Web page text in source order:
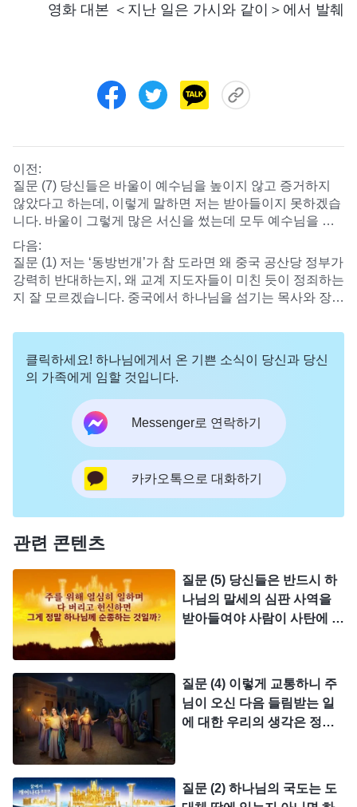
영화 대본 ＜지난 일은 가시와 같이＞에서 발췌
이전:
질문 (7) 당신들은 바울이 예수님을 높이지 않고 증거하지
않았다고 하는데, 이렇게 말하면 저는 받아들이지 못하겠습
니다. 바울이 그렇게 많은 서신을 썼는데 모두 예수님을 증
거한 것이 아닙니까?
다음:
질문 (1) 저는 ‘동방번개’가 참 도라면 왜 중국 공산당 정부가
강력히 반대하는지, 왜 교계 지도자들이 미친 듯이 정죄하는
지 잘 모르겠습니다. 중국에서 하나님을 섬기는 목사와 장로
개’를 대하는 일에서 목사와 장로들은 왜 중국 공산당 정부
무슨 원인입니까?
클릭하세요! 하나님에게서 온 기쁜 소식이 당신과 당신
의 가족에게 임할 것입니다.
Messenger로 연락하기
카카오톡으로 대화하기
관련 콘텐츠
질문 (5) 당신들은 반드시 하
나님의 말세의 심판 사역을
받아들여야 사람이 사탄에 의
주님의 요구에 따라 겸손하고
인내하며 원수를 사랑하고 십
자가를 지며 자신의 몸을 극
복하고 세속을 버리며 주님을
것이 아닙니까? 설마 이런 것
질문 (4) 이렇게 교통하니 주
님이 오신 다음 들림받는 일
에 대한 우리의 생각은 정말
그럼 우리가 주님을 믿으면서
주님께 들림받는 일을 어떻게
질문 (2) 하나님의 국도는 도